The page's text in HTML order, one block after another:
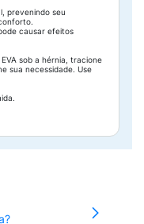
prevenindo seu
causar efeitos
sob a hérnia, tracione
sua necessidade. Use